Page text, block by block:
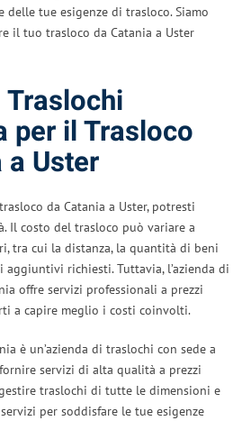
tue esigenze di trasloco. Siamo
il tuo trasloco da Catania a Uster
per il Trasloco
a Uster
da Catania a Uster, potresti
Il costo del trasloco può variare a
tra cui la distanza, la quantità di beni
aggiuntivi richiesti. Tuttavia, l’azienda di
offre servizi professionali a prezzi
a capire meglio i costi coinvolti.
è un’azienda di traslochi con sede a
servizi di alta qualità a prezzi
traslochi di tutte le dimensioni e
per soddisfare le tue esigenze